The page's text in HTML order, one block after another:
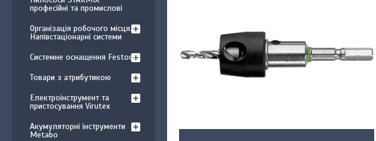
професійні та промислові
Організація робочого місця.
Напівстаціонарні системи
Системне оснащення Festool
Товари з атрибутикою
Електроінструмент та
пристосування Virutex
Акумуляторні інструменти
Metabo